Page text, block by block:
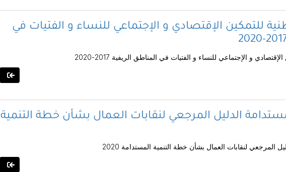
للتمكين الإقتصادي و الإجتماعي للنساء و الفتيات في
و الإجتماعي للنساء و الفتيات في المناطق الريفية 2017-2020
الدليل المرجعي لنقابات العمال بشأن خطة التنمية
المرجعي لنقابات العمال بشأن خطة التنمية المستدامة 2020